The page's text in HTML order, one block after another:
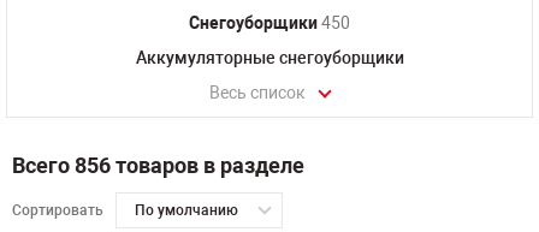
Снегоуборщики450
Аккумуляторные снегоуборщики
Весь список
Всего 856 товаров в разделе
Сортировать По умолчанию